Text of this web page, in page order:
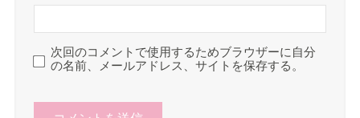
次回のコメントで使用するためブラウザーに自分
の名前、メールアドレス、サイトを保存する。